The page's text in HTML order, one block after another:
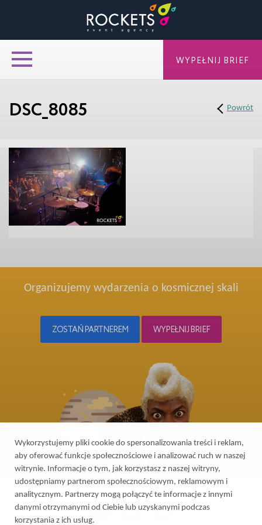
DSC_8085 Powrót
Organizujemy wydarzenia o kosmicznej skali
ZOSTAŃ PARTNEREM WYPEŁNIJ BRIEF
WYPEŁNIJ BRIEF
Wykorzystujemy pliki cookie do spersonalizowania treści i reklam,
aby oferować funkcje społecznościowe i analizować ruch w naszej
witrynie. Informacje o tym, jak korzystasz z naszej witryny,
udostępniamy partnerom społecznościowym, reklamowym i
analitycznym. Partnerzy mogą połączyć te informacje z innymi
danymi otrzymanymi od Ciebie lub uzyskanymi podczas
korzystania z ich usług.